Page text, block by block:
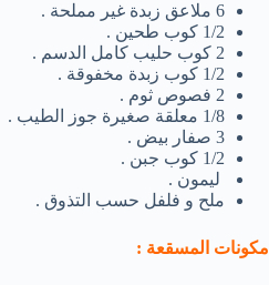
6 ملاعق زبدة غير مملحة .
1/2 كوب طحين .
2 كوب حليب كامل الدسم .
1/2 كوب زبدة مخفوقة .
2 فصوص ثوم .
1/8 معلقة صغيرة جوز الطيب .
3 صفار بيض .
1/2 كوب جبن .
ليمون .
ملح و فلفل حسب التذوق .
مكونات المسقعة :